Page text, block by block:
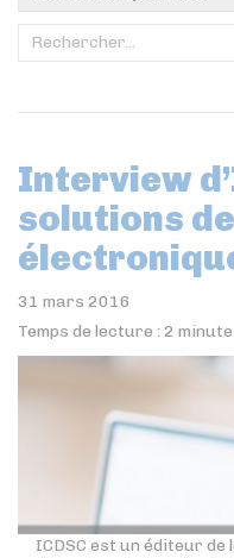
Interview
solutions
31 mars 2016
Temps de lecture : 2
ICDSC est un éditeur